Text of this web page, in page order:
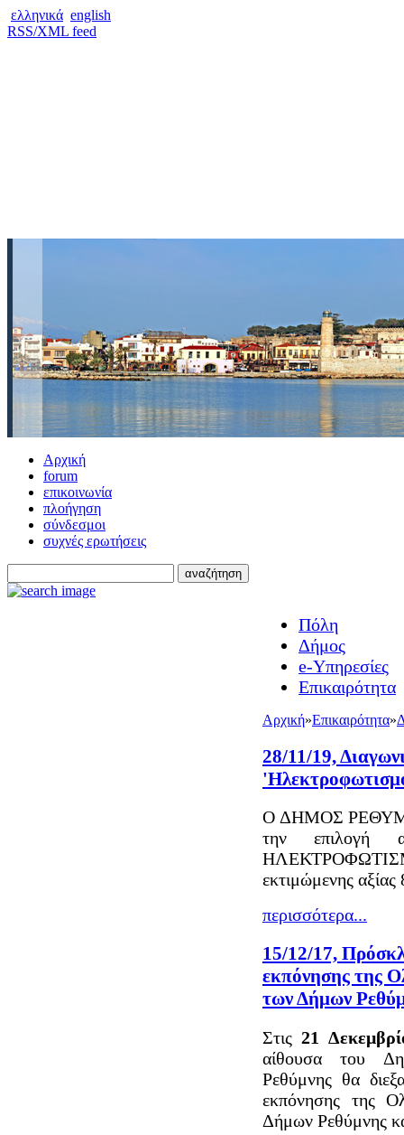
ελληνικά english
RSS/XML feed
Αρχική
forum
επικοινωνία
πλοήγηση
σύνδεσμοι
συχνές ερωτήσεις
Πόλη
Δήμος
e-Υπηρεσίες
Επικαιρότητα
Αρχική»Επικαιρότητα»
28/11/19,
Ο ΔΗΜΟΣ
την επιλογή
εκτιμώμενης
περισσότερα...
15/12/17,
εκπόνησης της
των Δήμων
Στις21
αίθουσα του
Ρεθύμνης θα
εκπόνησης της
Δήμων Ρεθύμνης